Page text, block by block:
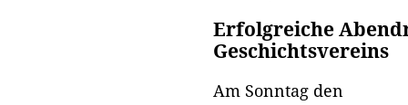
Erfolgreiche
Geschichtsvereins
Am Sonntag den